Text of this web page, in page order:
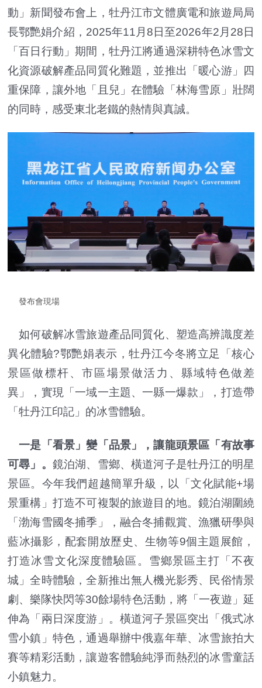
動」新聞發布會上，牡丹江市文體廣電和旅遊局局
長鄂艷娟介紹，2025年11月8日至2026年2月28日
「百日行動」期間，牡丹江將通過深耕特色冰雪文
化資源破解產品同質化難題，並推出「暖心游」四
重保障，讓外地「且兒」在體驗「林海雪原」壯闊
的同時，感受東北老鐵的熱情與真誠。
發布會現場
如何破解冰雪旅遊產品同質化、塑造高辨識度差
異化體驗?鄂艷娟表示，牡丹江今冬將立足「核心
景區做標杆、市區場景做活力、縣域特色做差
異」，實現「一域一主題、一縣一爆款」，打造帶
「牡丹江印記」的冰雪體驗。
一是「看景」變「品景」，讓龍頭景區「有故事
可尋」。 鏡泊湖、雪鄉、橫道河子是牡丹江的明星
景區。今年我們超越簡單升級，以「文化賦能+場
景重構」打造不可複製的旅遊目的地。鏡泊湖圍繞
「渤海雪國冬捕季」，融合冬捕觀賞、漁獵研學與
藍冰攝影，配套開放歷史、生物等9個主題展館，
打造冰雪文化深度體驗區。雪鄉景區主打「不夜
城」全時體驗，全新推出無人機光影秀、民俗情景
劇、樂隊快閃等30餘場特色活動，將「一夜遊」延
伸為「兩日深度游」。橫道河子景區突出「俄式冰
雪小鎮」特色，通過舉辦中俄嘉年華、冰雪旅拍大
賽等精彩活動，讓遊客體驗純淨而熱烈的冰雪童話
小鎮魅力。